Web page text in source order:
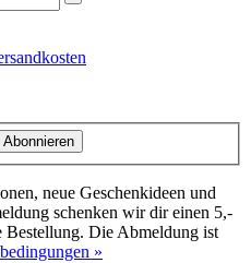
Abonnieren
neue Geschenkideen und
schenken wir dir einen 5,-
Bestellung. Die Abmeldung ist
»